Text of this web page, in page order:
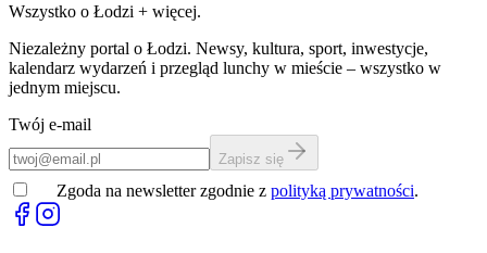
Wszystko o Łodzi + więcej.
Niezależny portal o Łodzi. Newsy, kultura, sport, inwestycje,
kalendarz wydarzeń i przegląd lunchy w mieście – wszystko w
jednym miejscu.
Twój e-mail
Zapisz się
Zgoda na newsletter zgodnie z polityką prywatności.